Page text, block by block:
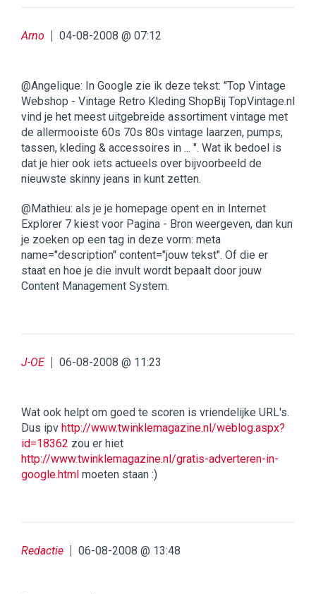
Arno 04-08-2008 @ 07:12
@Angelique: In Google zie ik deze tekst: "Top Vintage
Webshop - Vintage Retro Kleding ShopBij TopVintage.nl
vind je het meest uitgebreide assortiment vintage met
de allermooiste 60s 70s 80s vintage laarzen, pumps,
tassen, kleding & accessoires in ... ". Wat ik bedoel is
dat je hier ook iets actueels over bijvoorbeeld de
nieuwste skinny jeans in kunt zetten.
@Mathieu: als je je homepage opent en in Internet
Explorer 7 kiest voor Pagina - Bron weergeven, dan kun
je zoeken op een tag in deze vorm: meta
name="description" content="jouw tekst". Of die er
staat en hoe je die invult wordt bepaalt door jouw
Content Management System.
J-OE 06-08-2008 @ 11:23
Wat ook helpt om goed te scoren is vriendelijke URL's.
Dus ipv http://www.twinklemagazine.nl/weblog.aspx?
id=18362 zou er hiet
http://www.twinklemagazine.nl/gratis-adverteren-in-
google.html moeten staan :)
Redactie 06-08-2008 @ 13:48